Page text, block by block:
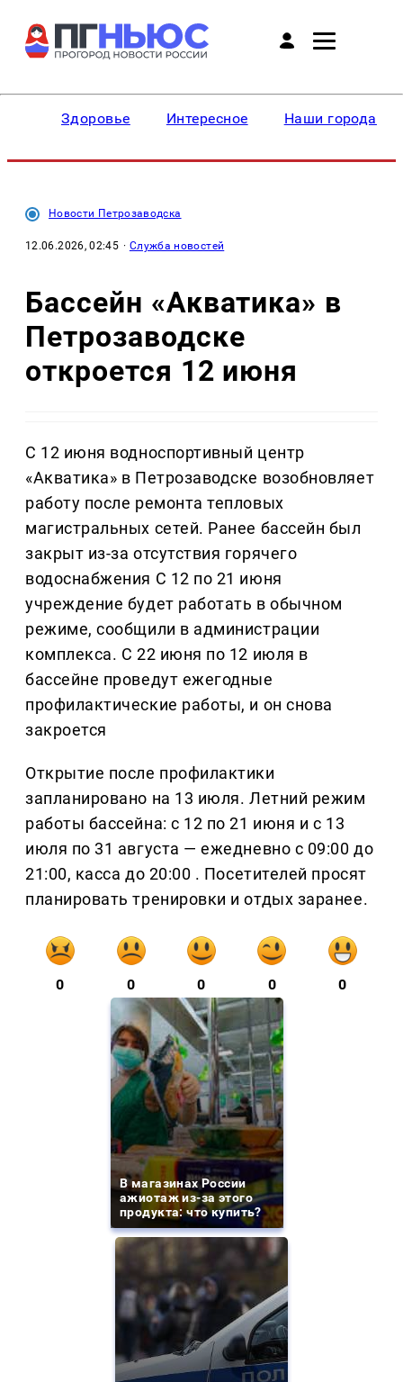
Здоровье Интересное Наши города
Новости Петрозаводска
12.06.2026, 02:45 · Служба новостей
Бассейн «Акватика» в
Петрозаводске
откроется 12 июня
С 12 июня водноспортивный центр
«Акватика» в Петрозаводске возобновляет
работу после ремонта тепловых
магистральных сетей. Ранее бассейн был
закрыт из-за отсутствия горячего
водоснабжения С 12 по 21 июня
учреждение будет работать в обычном
режиме, сообщили в администрации
комплекса. С 22 июня по 12 июля в
бассейне проведут ежегодные
профилактические работы, и он снова
закроется
Открытие после профилактики
запланировано на 13 июля. Летний режим
работы бассейна: с 12 по 21 июня и с 13
июля по 31 августа — ежедневно с 09:00 до
21:00, касса до 20:00 . Посетителей просят
планировать тренировки и отдых заранее.
0 0 0 0 0
В магазинах России
ажиотаж из-за этого
продукта: что купить?